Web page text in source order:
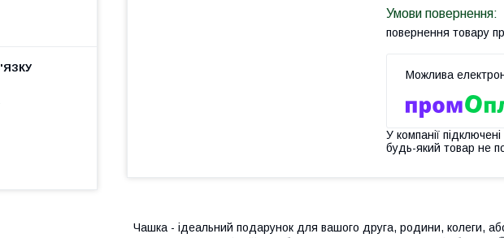
повернення товару
У компанії
будь-який товар не
Чашка - ідеальний подарунок для вашого друга, родини, колеги,